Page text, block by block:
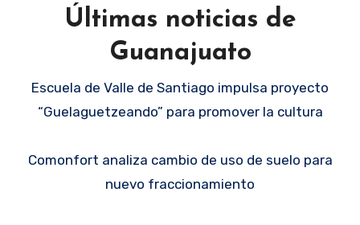
Últimas noticias de
Guanajuato
Escuela de Valle de Santiago impulsa proyecto
“Guelaguetzeando” para promover la cultura
Comonfort analiza cambio de uso de suelo para
nuevo fraccionamiento